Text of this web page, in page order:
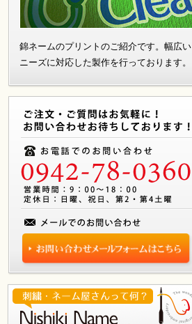
錦ネームのプリントのご紹介です。幅広い
ニーズに対応した製作を行っております。